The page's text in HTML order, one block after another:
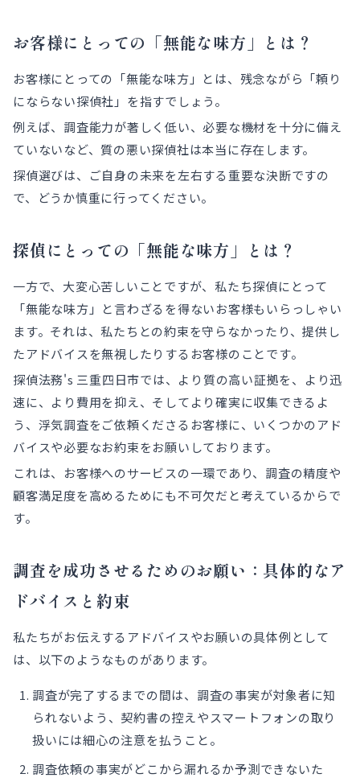
お客様にとっての「無能な味方」とは？
お客様にとっての「無能な味方」とは、残念ながら「頼り
にならない探偵社」を指すでしょう。
例えば、調査能力が著しく低い、必要な機材を十分に備え
ていないなど、質の悪い探偵社は本当に存在します。
探偵選びは、ご自身の未来を左右する重要な決断ですの
で、どうか慎重に行ってください。
探偵にとっての「無能な味方」とは？
一方で、大変心苦しいことですが、私たち探偵にとって
「無能な味方」と言わざるを得ないお客様もいらっしゃい
ます。それは、私たちとの約束を守らなかったり、提供し
たアドバイスを無視したりするお客様のことです。
探偵法務's 三重四日市では、より質の高い証拠を、より迅
速に、より費用を抑え、そしてより確実に収集できるよ
う、浮気調査をご依頼くださるお客様に、いくつかのアド
バイスや必要なお約束をお願いしております。
これは、お客様へのサービスの一環であり、調査の精度や
顧客満足度を高めるためにも不可欠だと考えているからで
す。
調査を成功させるためのお願い：具体的なア
ドバイスと約束
私たちがお伝えするアドバイスやお願いの具体例として
は、以下のようなものがあります。
調査が完了するまでの間は、調査の事実が対象者に知
られないよう、契約書の控えやスマートフォンの取り
扱いには細心の注意を払うこと。
調査依頼の事実がどこから漏れるか予測できないた